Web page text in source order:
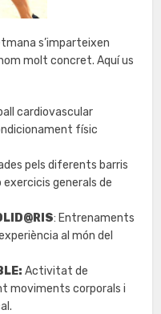
s’imparteixen
molt concret. Aquí us
cardiovascular
físic
pels diferents barris
generals de
: Entrenaments
al món del
Activitat de
moviments corporals i